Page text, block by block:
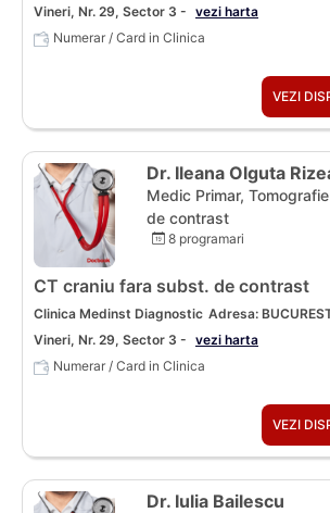
Vineri, Nr. 29, Sector 3 - vezi harta
Numerar / Card in Clinica
VEZI
Dr. Ileana Olguta
Medic Primar,
de contrast
8 programari
CT craniu fara subst. de contrast
Clinica Medinst Diagnostic Adresa:
Vineri, Nr. 29, Sector 3 - vezi harta
Numerar / Card in Clinica
VEZI
Dr. Iulia Bailescu